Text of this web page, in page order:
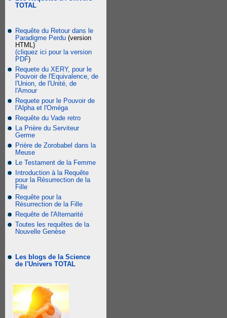
TOTAL
Requête du Retour dans le
Paradigme Perdu (version
HTML)
(cliquez ici pour la version
PDF)
Requete du XERY, pour le
Pouvoir de l'Equivalence, de
l'Union, de l'Unité, de
l'Amour
Requete pour le Pouvoir de
l'Alpha et l'Oméga
Requête du Vade retro
La Prière du Serviteur
Germe
Prière de Zorobabel dans la
Meuse
Le Testament de la Femme
Introduction à la Requête
pour la Résurrection de la
Fille
Requête pour la
Résurrection de la Fille
Requête de l'Alternarité
Toutes les requêtes de la
Nouvelle Genèse
Les blogs de la Science
de l'Univers TOTAL